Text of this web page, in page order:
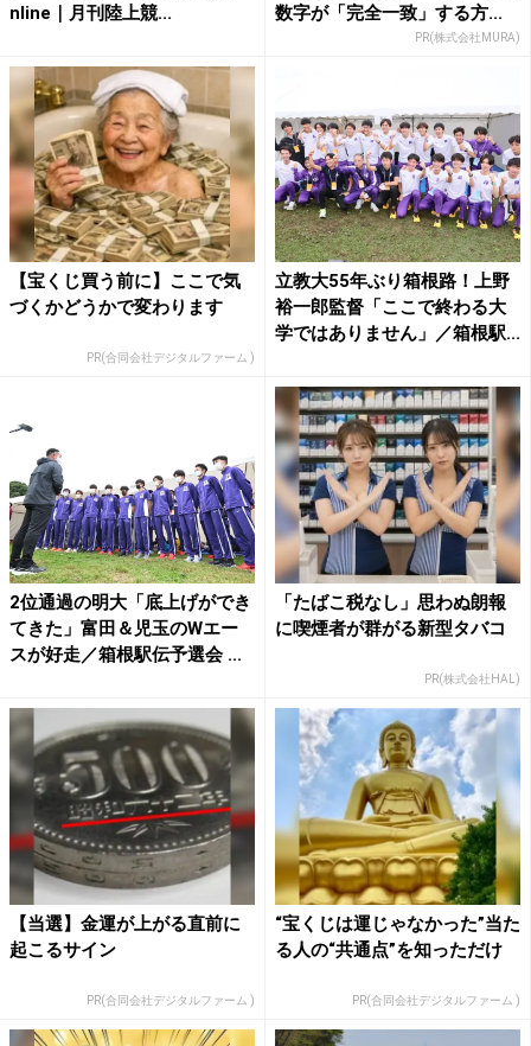
nline｜月刊陸上競...
数字が「完全一致」する方...
PR(株式会社MURA)
【宝くじ買う前に】ここで気
づくかどうかで変わります
PR(合同会社デジタルファーム )
立教大55年ぶり箱根路！上野
裕一郎監督「ここで終わる大
学ではありません」／箱根駅...
2位通過の明大「底上げができ
てきた」富田＆児玉のWエー
スが好走／箱根駅伝予選会 ...
「たばこ税なし」思わぬ朗報
に喫煙者が群がる新型タバコ
PR(株式会社HAL)
【当選】金運が上がる直前に
起こるサイン
PR(合同会社デジタルファーム )
“宝くじは運じゃなかった”当た
る人の“共通点”を知っただけ
PR(合同会社デジタルファーム )